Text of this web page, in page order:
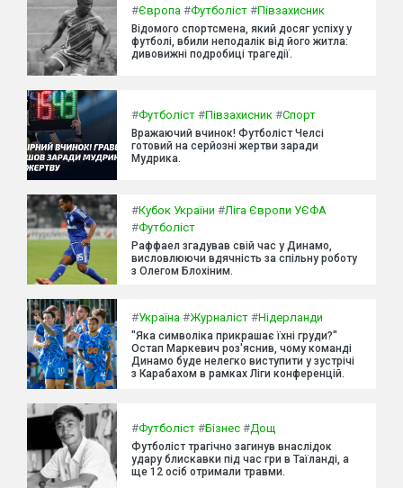
#Європа #Футболіст #Півзахисник
Відомого спортсмена, який досяг успіху у
футболі, вбили неподалік від його житла:
дивовижні подробиці трагедії.
#Футболіст #Півзахисник #Спорт
Вражаючий вчинок! Футболіст Челсі
готовий на серйозні жертви заради
Мудрика.
#Кубок України #Ліга Європи УЄФА
#Футболіст
Раффаел згадував свій час у Динамо,
висловлюючи вдячність за спільну роботу
з Олегом Блохіним.
#Україна #Журналіст #Нідерланди
"Яка символіка прикрашає їхні груди?"
Остап Маркевич роз'яснив, чому команді
Динамо буде нелегко виступити у зустрічі
з Карабахом в рамках Ліги конференцій.
#Футболіст #Бізнес #Дощ
Футболіст трагічно загинув внаслідок
удару блискавки під час гри в Таїланді, а
ще 12 осіб отримали травми.